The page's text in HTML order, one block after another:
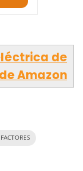
de
Amazon